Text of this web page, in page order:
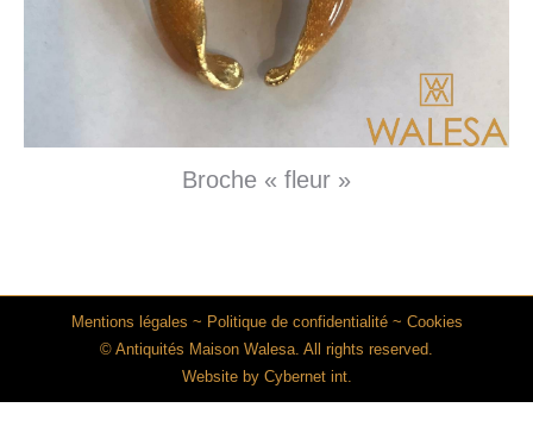
Broche « fleur »
Mentions légales ~ Politique de confidentialité~ Cookies
© Antiquités Maison Walesa. All rights reserved.
Website by Cybernet int.